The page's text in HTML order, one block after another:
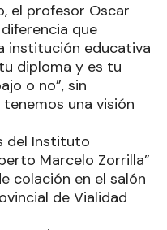
el profesor Oscar
que
institución educativa
diploma y es tu
o no”, sin
una visión
del Instituto
Marcelo Zorrilla”
colación en el salón
de Vialidad